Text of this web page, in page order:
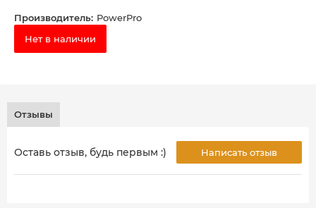
Производитель: PowerPro
Нет в наличии
Отзывы
Оставь отзыв, будь первым :) Написать отзыв